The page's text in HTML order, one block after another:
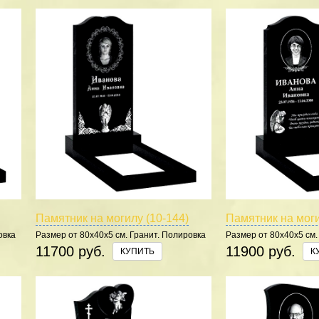
Памятник на могилу (10-144)
Размер от 80х40х5 см. Гранит. Полировка
5 сторон.
11700 руб. КУПИТЬ
Памятник на
Размер от 80х40х5
5 сторон.
11900 руб.